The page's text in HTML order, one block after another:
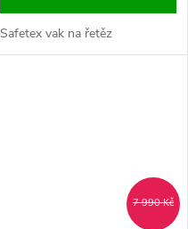
Safetex vak na řetěz
7 990 Kč